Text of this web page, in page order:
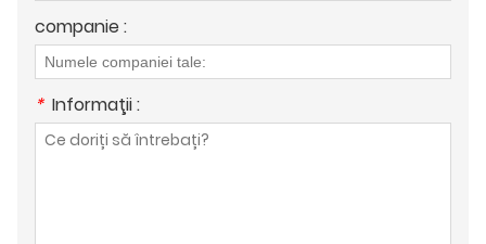
companie :
* Informaţii :